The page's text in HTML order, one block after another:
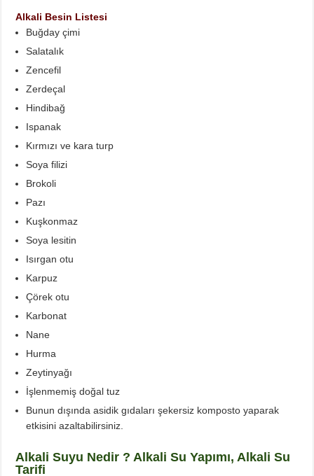
Alkali Besin Listesi
Buğday çimi
Salatalık
Zencefil
Zerdeçal
Hindibağ
Ispanak
Kırmızı ve kara turp
Soya filizi
Brokoli
Pazı
Kuşkonmaz
Soya lesitin
Isırgan otu
Karpuz
Çörek otu
Karbonat
Nane
Hurma
Zeytinyağı
İşlenmemiş doğal tuz
Bunun dışında asidik gıdaları şekersiz komposto yaparak
etkisini azaltabilirsiniz.
Alkali Suyu Nedir ? Alkali Su Yapımı, Alkali Su
Tarifi